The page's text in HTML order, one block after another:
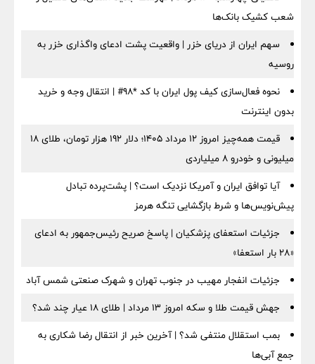
شعب کشیک بانک‌ها
سهم ایران از دریای خزر | واقعیت پشت ادعای واگذاری خزر به
روسیه
نحوه فعال‌سازی کیف پول ایران با کد *98# | انتقال وجه و خرید
بدون اینترنت
قیمت همه‌چیز امروز ۱۲ مرداد ۱۴۰۵؛ دلار ۱۹۲ هزار تومان، طلای ۱۸
میلیونی و خودرو ۸ میلیاردی
آیا توافق ایران و آمریکا نزدیک است؟ | پشت‌پرده تبادل
پیش‌نویس‌ها و شرط بازگشایی تنگه هرمز
جزئیات استعفای پزشکیان | پاسخ صریح رئیس‌جمهور به ادعای
«۲۸ بار استعفا»
جزئیات انفجار مهیب در جنوب تهران و شهرک صنعتی شمس آباد
جهش قیمت طلا و سکه امروز ۱۳ مرداد | طلای ۱۸ عیار چند شد؟
بمب استقلال منتفی شد؟ | آخرین خبر از انتقال رضا شکاری به
جمع آبی‌ها